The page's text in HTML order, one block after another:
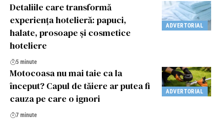
ADVERTORIAL
Detaliile care transformă
experiența hotelieră: papuci,
halate, prosoape și cosmetice
hoteliere
5 minute
ADVERTORIAL
Motocoasa nu mai taie ca la
început? Capul de tăiere ar putea fi
cauza pe care o ignori
7 minute